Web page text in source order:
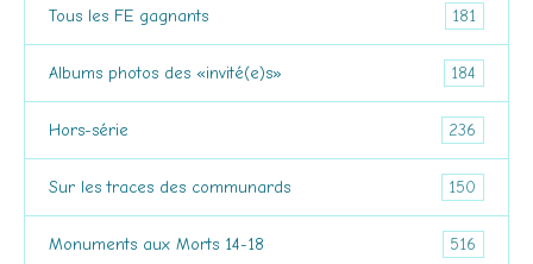
Tous les FE gagnants 181
Albums photos des «invité(e)s» 184
Hors-série 236
Sur les traces des communards 150
Monuments aux Morts 14-18 516